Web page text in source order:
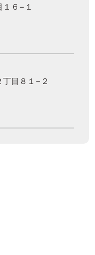
６−１
目８１−２